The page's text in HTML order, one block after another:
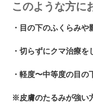
このような方
・目の下のふくらみや
・切らずにクマ治療を
・軽度〜中等度の目
※皮膚のたるみが強い